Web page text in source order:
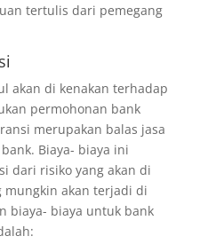
tertulis dari pemegang
akan di kenakan terhadap
permohonan bank
merupakan balas jasa
Biaya- biaya ini
dari risiko yang akan di
mungkin akan terjadi di
biaya- biaya untuk bank